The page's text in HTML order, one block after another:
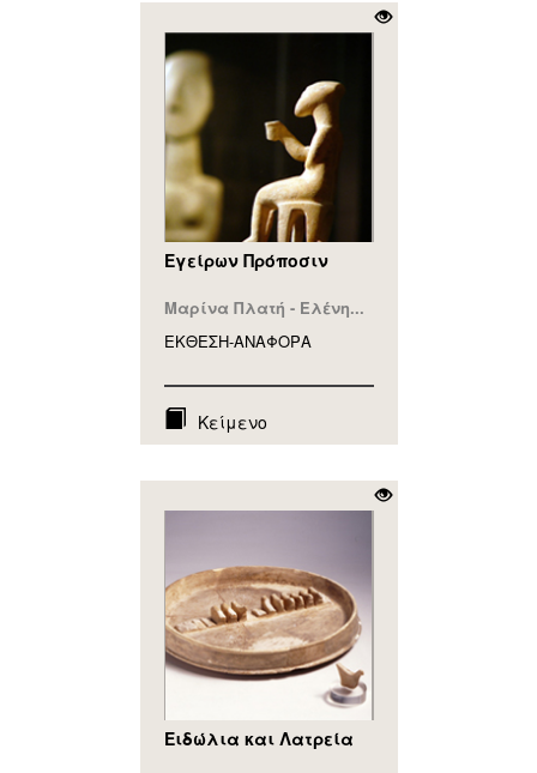
Eγείρων Πρόποσιν
Μαρίνα Πλατή - Ελένη...
ΕΚΘΕΣΗ-ΑΝΑΦΟΡA
Κείμενο
Ειδώλια και Λατρεία